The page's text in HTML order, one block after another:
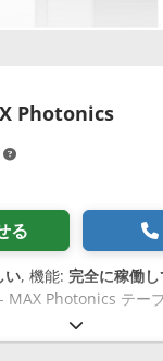
Photonics
る
い, 機能: 完全に稼働
MAX Photonics テー
ロール - FSCUT 6000
ザーヘッド - Boci